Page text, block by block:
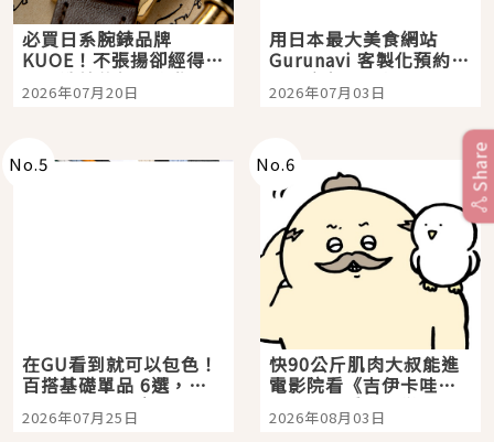
必買日系腕錶品牌
KUOE！不張揚卻經得起
時間洗鍊的經典之作五
選
2026年07月20日
用日本最大美食網站
Gurunavi 客製化預約九
大都市餐廳，打造專屬
美食體驗！
2026年07月03日
No.5
在GU看到就可以包色！
百搭基礎單品 6選，閉
眼全收也不心疼
2026年07月25日
No.6
快90公斤肌肉大叔能進
電影院看《吉伊卡哇》
嗎？日本重金屬樂團
「打首」會長與nagano
2026年08月03日
Share